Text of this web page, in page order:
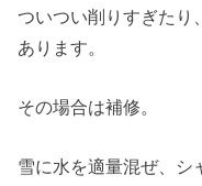
ついつい削りすぎたり
あります。
その場合は補修。
雪に水を適量混ぜ、シ